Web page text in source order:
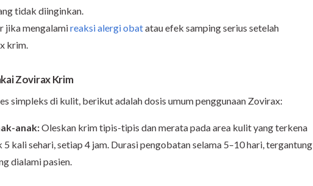
tidak diinginkan.
jika mengalamireaksi alergi obatatau efek samping serius setelah
krim.
Zovirax Krim
simpleks di kulit, berikut adalah dosis umum penggunaan Zovirax:
anak:Oleskan krim tipis-tipis dan merata pada area kulit yang terkena
5 kali sehari, setiap 4 jam. Durasi pengobatan selama 5–10 hari, tergantung
dialami pasien.